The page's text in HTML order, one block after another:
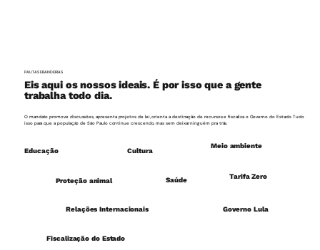
PAUTAS E BANDEIRAS
Eis aqui os nossos ideais. É por isso que a gente
trabalha todo dia.
O mandato promove discussões, apresenta projetos de lei, orienta a destinação de recursos e fiscaliza o Governo do Estado. Tudo
isso para que a população de São Paulo continue crescendo, mas sem deixar ninguém pra trás.
Educação Cultura
Meio ambiente
Proteção animal Saúde Tarifa Zero
Relações Internacionais Governo Lula
Fiscalização do Estado